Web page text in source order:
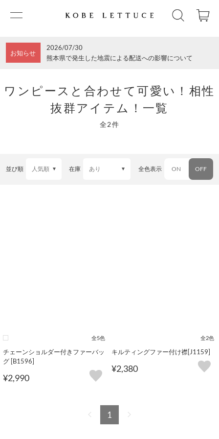
お知らせ
2026/07/30
熊本県で発生した地震による配送への影響について
ワンピースと合わせて可愛い！相性
抜群アイテム！一覧
全2件
並び順 在庫 全色表示 ON OFF
全5色
チェーンショルダー付きファーバッ
グ [B1596]
¥2,990
全2色
キルティングファー付け襟[J1159]
¥2,380
1